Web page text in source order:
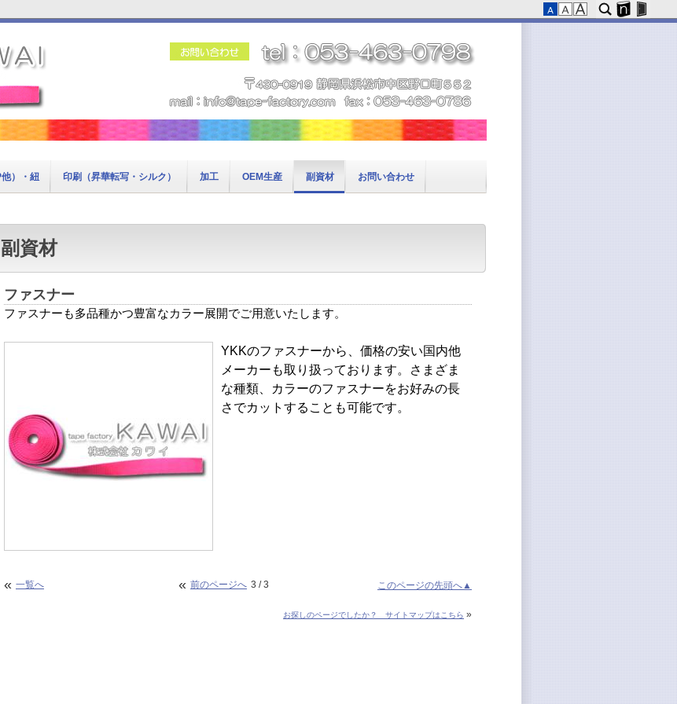
）・紐 印刷（昇華転写・シルク） 加工 OEM生産 副資材 お問い合わせ
副資材
ファスナー
ファスナーも多品種かつ豊富なカラー展開でご用意いたします。
YKKのファスナーから、価格の安い国内他
メーカーも取り扱っております。さまざま
な種類、カラーのファスナーをお好みの長
さでカットすることも可能です。
« 一覧へ « 前のページへ 3 / 3 このページの先頭へ▲
お探しのページでしたか？ サイトマップはこちら »